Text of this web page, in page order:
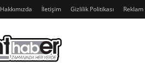
Hakkımızda İletişim Gizlilik Politikası